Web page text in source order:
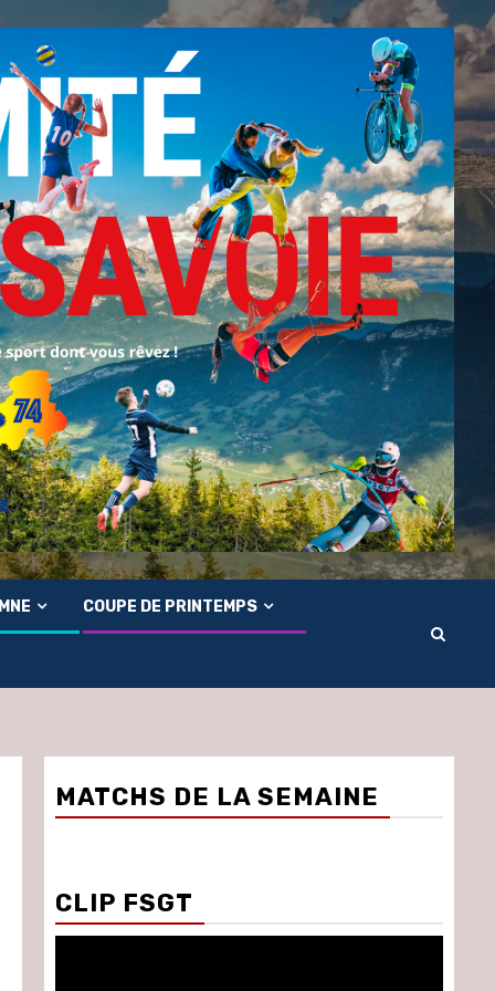
COUPE DE PRINTEMPS
MATCHS DE LA SEMAINE
CLIP FSGT